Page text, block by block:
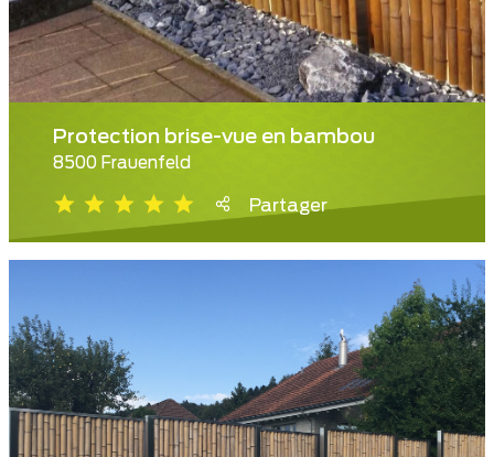
Protection brise-vue en bambou
8500 Frauenfeld
Partager